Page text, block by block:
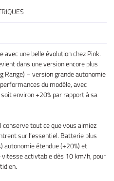
UNE
01 30 43 50
avec une belle évolution chez Pink.
dans une version encore plus
Range) – version grande autonomie
du modèle, avec
environ +20% par rapport à sa
conserve tout ce que vous aimiez
sur l’essentiel. Batterie plus
étendue (+20%) et
vitesse activtable dès 10 km/h, pour